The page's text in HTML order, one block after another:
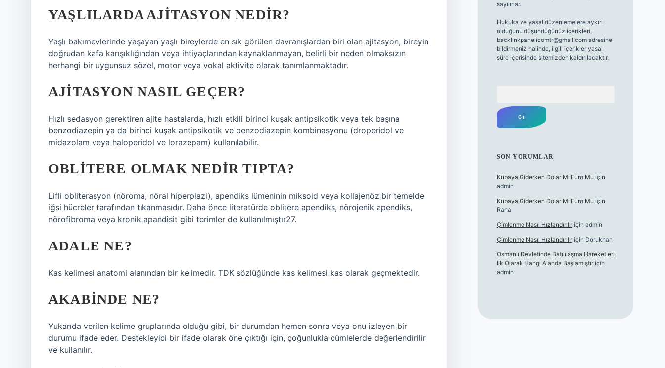
YAŞLILARDA AJITASYON NEDIR?
Yaşlı bakımevlerinde yaşayan yaşlı bireylerde en sık görülen davranışlardan biri olan ajitasyon, bireyin
doğrudan kafa karışıklığından veya ihtiyaçlarından kaynaklanmayan, belirli bir neden olmaksızın
herhangi bir uygunsuz sözel, motor veya vokal aktivite olarak tanımlanmaktadır.
AJITASYON NASIL GEÇER?
Hızlı sedasyon gerektiren ajite hastalarda, hızlı etkili birinci kuşak antipsikotik veya tek başına
benzodiazepin ya da birinci kuşak antipsikotik ve benzodiazepin kombinasyonu (droperidol ve
midazolam veya haloperidol ve lorazepam) kullanılabilir.
OBLITERE OLMAK NEDIR TIPTA?
Lifli obliterasyon (nöroma, nöral hiperplazi), apendiks lümeninin miksoid veya kollajenöz bir temelde
iğsi hücreler tarafından tıkanmasıdır. Daha önce literatürde oblitere apendiks, nörojenik apendiks,
nörofibroma veya kronik apandisit gibi terimler de kullanılmıştır27.
ADALE NE?
Kas kelimesi anatomi alanından bir kelimedir. TDK sözlüğünde kas kelimesi kas olarak geçmektedir.
AKABINDE NE?
Yukarıda verilen kelime gruplarında olduğu gibi, bir durumdan hemen sonra veya onu izleyen bir
durumu ifade eder. Destekleyici bir ifade olarak öne çıktığı için, çoğunlukla cümlelerde değerlendirilir
ve kullanılır.
sayılırlar.
Hukuka ve yasal düzenlemelere aykırı
olduğunu düşündüğünüz içerikleri,
backlinkpanelicomtr@gmail.comadresine
bildirmeniz halinde, ilgili içerikler yasal
süre içerisinde sitemizden kaldırılacaktır.
SON YORUMLAR
Kübaya Giderken Dolar Mı Euro Mu için
admin
Kübaya Giderken Dolar Mı Euro Mu için
Rana
Çimlenme Nasıl Hızlandırılıriçin admin
Çimlenme Nasıl Hızlandırılıriçin Dorukhan
Osmanlı Devletinde Batılılaşma Hareketleri
Ilk Olarak Hangi Alanda Başlamıştıriçin
admin